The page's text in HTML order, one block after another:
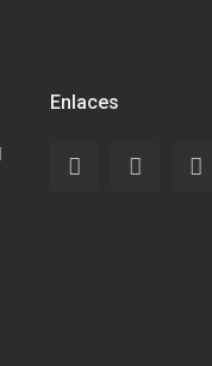
Enlaces